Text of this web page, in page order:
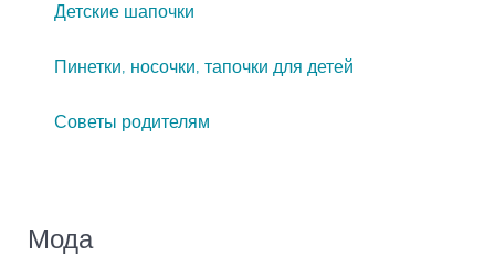
Детские шапочки
Пинетки, носочки, тапочки для детей
Советы родителям
Мода